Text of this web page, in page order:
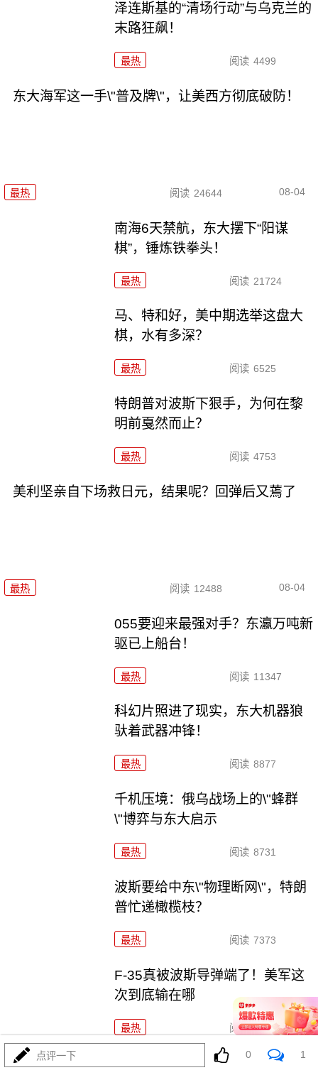
泽连斯基的“清场行动”与乌克兰的
末路狂飙！
最热 阅读 4499
东大海军这一手\"普及牌\"，让美西方彻底破防！
最热 阅读 24644 08-04
南海6天禁航，东大摆下“阳谋
棋”，锤炼铁拳头！
最热 阅读 21724
马、特和好，美中期选举这盘大
棋，水有多深？
最热 阅读 6525
特朗普对波斯下狠手，为何在黎
明前戛然而止？
最热 阅读 4753
美利坚亲自下场救日元，结果呢？回弹后又蔫了
最热 阅读 12488 08-04
055要迎来最强对手？东瀛万吨新
驱已上船台！
最热 阅读 11347
科幻片照进了现实，东大机器狼
驮着武器冲锋！
最热 阅读 8877
千机压境：俄乌战场上的\"蜂群
\"博弈与东大启示
最热 阅读 8731
波斯要给中东\"物理断网\"，特朗
普忙递橄榄枝？
最热 阅读 7373
F-35真被波斯导弹端了！美军这
次到底输在哪
最热 阅读 7159
算了不打了？特朗普这脚刹车，
点评一下 0 1